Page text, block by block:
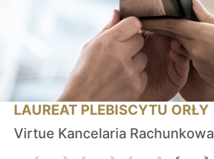
LAUREAT PLEBISCYTU ORŁY
Virtue Kancelaria Rachunkowa